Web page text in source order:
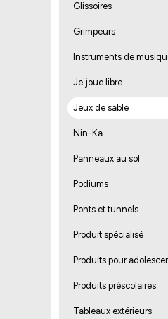
Glissoires
Grimpeurs
Instruments de
Je joue libre
Jeux de sable
Nin-Ka
Panneaux au sol
Podiums
Ponts et tunnels
Produit spécialisé
Produits pour
Produits préscolaires
Tableaux extérieurs